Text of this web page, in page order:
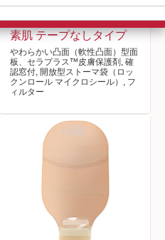
テープなしタイプ＜br＞
やわぴた セラプラス™
素肌 テープなしタイプ
やわらかい凸面（軟性凸面）型面
板、セラプラス™皮膚保護剤, 確
認窓付, 開放型ストーマ袋（ロッ
クンロール マイクロシール）, フ
ィルター